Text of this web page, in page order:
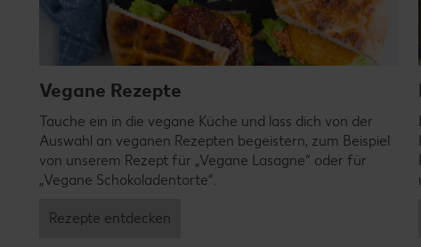
Vegane Rezepte
Tauche ein in die vegane Küche und lass dich von der
Auswahl an veganen Rezepten begeistern, zum Beispiel
von unserem Rezept für „Vegane Lasagne“ oder für
„Vegane Schokoladentorte“.
Rezepte entdecken